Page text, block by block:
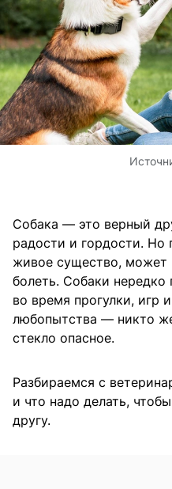
Собака — это верный
радости и гордости. Но
живое существо, может
болеть. Собаки
во время прогулки, игр
любопытства — никто
стекло опасное.
Разбираемся с
и что надо делать,
другу.